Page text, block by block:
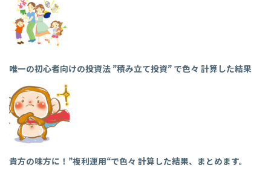
唯一の初心者向けの投資法 ”積み立て投資” で色々 計算した結果
貴方の味方に！”複利運用“で色々 計算した結果、まとめます。